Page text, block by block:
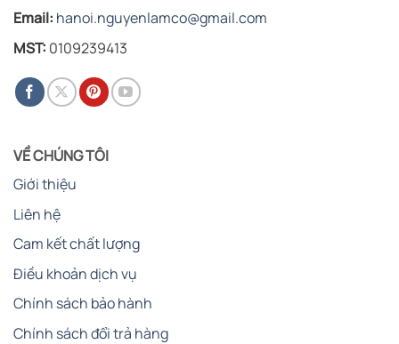
Email: hanoi.nguyenlamco@gmail.com
MST: 0109239413
VỀ CHÚNG TÔI
Giới thiệu
Liên hệ
Cam kết chất lượng
Điều khoản dịch vụ
Chính sách bảo hành
Chính sách đổi trả hàng